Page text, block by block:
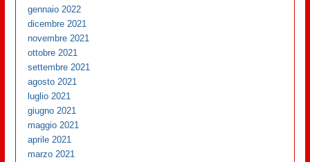
gennaio 2022
dicembre 2021
novembre 2021
ottobre 2021
settembre 2021
agosto 2021
luglio 2021
giugno 2021
maggio 2021
aprile 2021
marzo 2021